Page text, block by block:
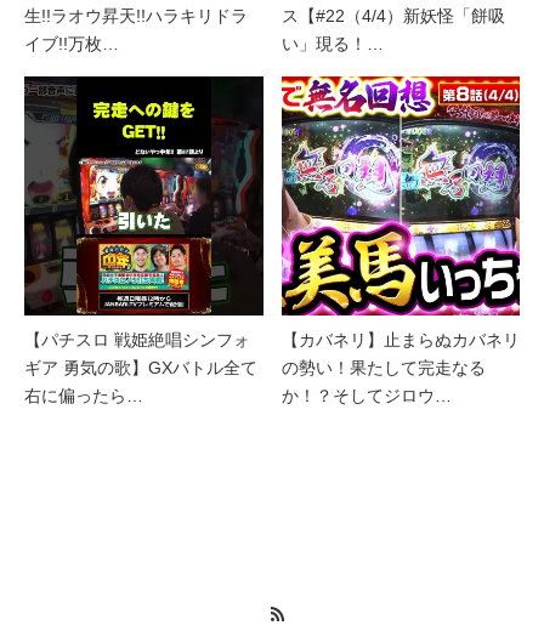
生!!ラオウ昇天!!ハラキリドラ
イブ!!万枚…
ス【#22（4/4）新妖怪「餅吸
い」現る！…
【パチスロ 戦姫絶唱シンフォ
ギア 勇気の歌】GXバトル全て
右に偏ったら…
【カバネリ】止まらぬカバネリ
の勢い！果たして完走なる
か！？そしてジロウ…